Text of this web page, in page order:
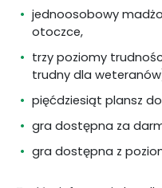
jednoosobowy
otoczce,
trzy poziomy
trudny dla
pięćdziesiąt plansz
gra dostępna za
gra dostępna z